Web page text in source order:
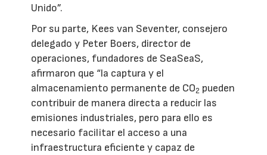
Unido”.
Por su parte, Kees van Seventer, consejero
delegado y Peter Boers, director de
operaciones, fundadores de SeaSeaS,
afirmaron que “la captura y el
almacenamiento permanente de CO2 pueden
contribuir de manera directa a reducir las
emisiones industriales, pero para ello es
necesario facilitar el acceso a una
infraestructura eficiente y capaz de